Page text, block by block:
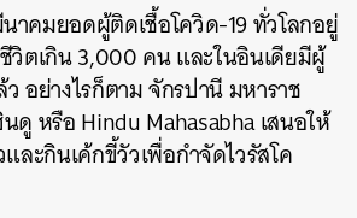
าคมยอดผู้ติดเชื้อโควิด-19 ทั่วโลกอยู่
ตเกิน 3,000 คน และในอินเดียมีผู้
อย่างไรก็ตาม จักรปานี มหาราช
ดู หรือHindu Mahasabhaเสนอให้
ะกินเค้กขี้วัวเพื่อกำจัดไวรัสโค